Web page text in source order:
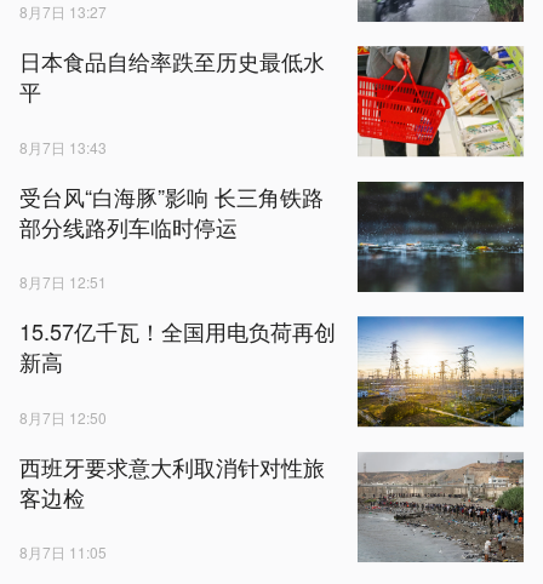
8月7日 13:27
日本食品自给率跌至历史最低水
平
8月7日 13:43
受台风“白海豚”影响 长三角铁路
部分线路列车临时停运
8月7日 12:51
15.57亿千瓦！全国用电负荷再创
新高
8月7日 12:50
西班牙要求意大利取消针对性旅
客边检
8月7日 11:05